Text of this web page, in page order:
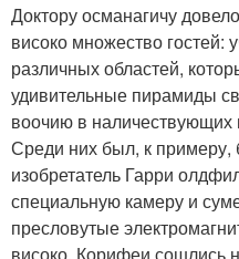
Доктору османагичу
високо множество гостей:
различных областей,
удивительные пирамиды
воочию в наличествующих
Среди них был, к примеру,
изобретатель Гарри
специальную камеру и
пресловутые